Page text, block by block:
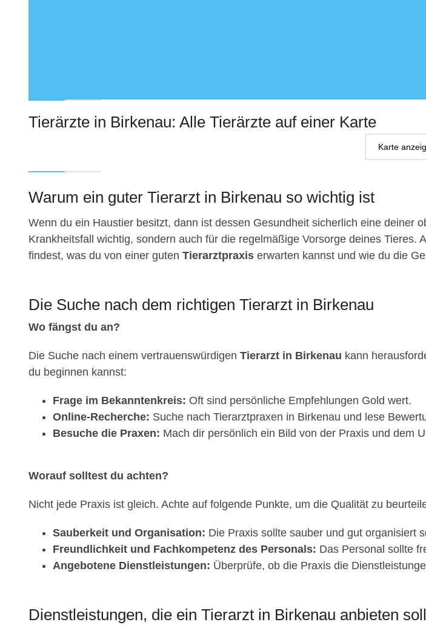
Tierärzte in Birkenau: Alle Tierärzte auf einer Karte
Karte
Warum ein guter Tierarzt in Birkenau so wichtig ist
Wenn du ein Haustier besitzt, dann ist dessen Gesundheit sicherlich eine deiner
Krankheitsfall wichtig, sondern auch für die regelmäßige Vorsorge deines Tieres.
findest, was du von einer guten Tierarztpraxis erwarten kannst und wie du die
Die Suche nach dem richtigen Tierarzt in Birkenau
Wo fängst du an?
Die Suche nach einem vertrauenswürdigen Tierarzt in Birkenau kann
du beginnen kannst:
Frage im Bekanntenkreis: Oft sind persönliche Empfehlungen Gold wert.
Online-Recherche: Suche nach Tierarztpraxen in Birkenau und lese
Besuche die Praxen: Mach dir persönlich ein Bild von der Praxis und dem
Worauf solltest du achten?
Nicht jede Praxis ist gleich. Achte auf folgende Punkte, um die Qualität zu
Sauberkeit und Organisation: Die Praxis sollte sauber und gut organisiert
Freundlichkeit und Fachkompetenz des Personals: Das Personal sollte
Angebotene Dienstleistungen: Überprüfe, ob die Praxis die
Dienstleistungen, die ein Tierarzt in Birkenau anbieten